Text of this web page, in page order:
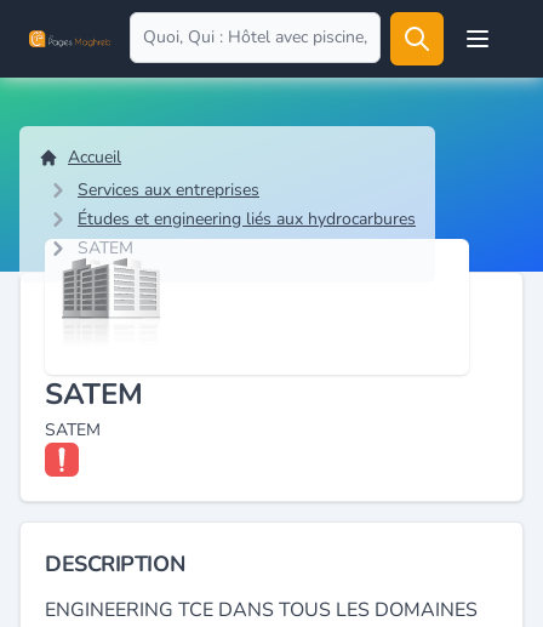
Open
Accueil
Services aux entreprises
Études et engineering liés aux hydrocarbures
SATEM
SATEM
SATEM
DESCRIPTION
ENGINEERING TCE DANS TOUS LES DOMAINES